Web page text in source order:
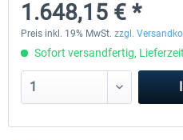
199,99 € *
1.648,15 € *
Preis inkl. 19% MwSt. zzgl.
Sofort versandfertig,